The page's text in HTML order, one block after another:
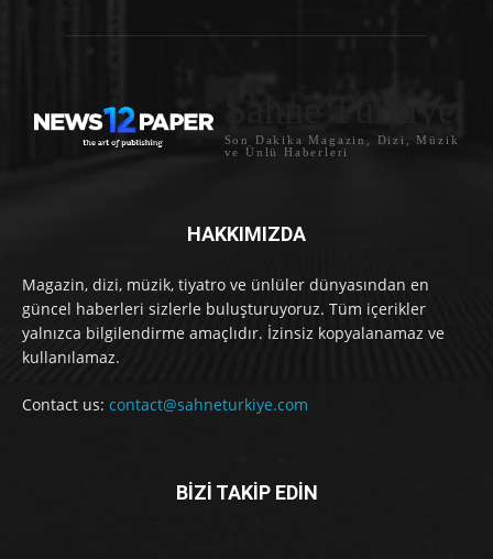
Sahne Türkiye
Son Dakika Magazin, Dizi, Müzik
ve Ünlü Haberleri
HAKKIMIZDA
Magazin, dizi, müzik, tiyatro ve ünlüler dünyasından en
güncel haberleri sizlerle buluşturuyoruz. Tüm içerikler
yalnızca bilgilendirme amaçlıdır. İzinsiz kopyalanamaz ve
kullanılamaz.
Contact us: contact@sahneturkiye.com
BİZİ TAKİP EDİN